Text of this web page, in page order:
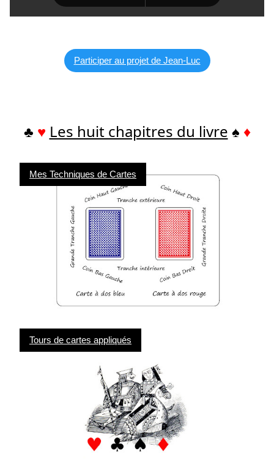
Participer au projet de Jean-Luc
♣ ♥ Les huit chapitres du livre ♠ ♦
Mes Techniques de Cartes
Tours de cartes appliqués